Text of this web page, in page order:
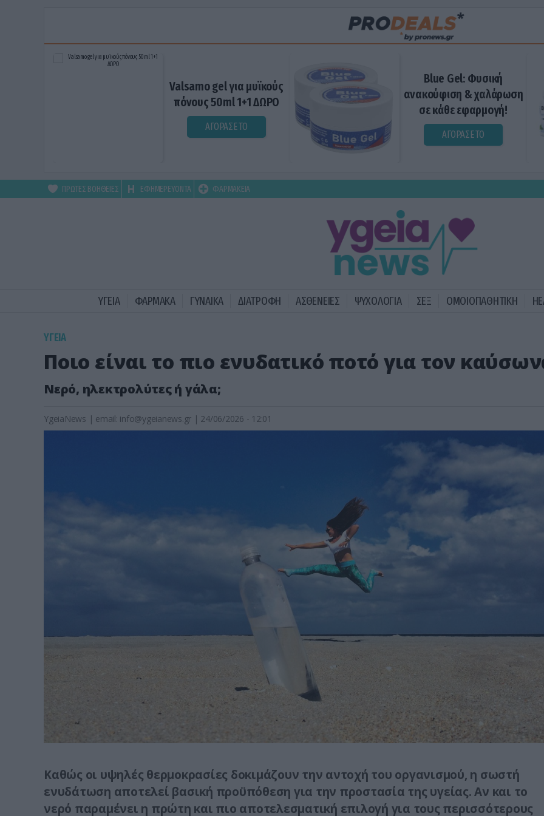
Valsamo gel για μυϊκούς
πόνους 50ml 1+1 ΔΩΡΟ
ΑΓΟΡΑΣΕ ΤΟ
Blue Gel: Φυσική
ανακούφιση & χαλάρωση
σε κάθε εφαρμογή!
ΑΓΟΡΑΣΕ ΤΟ
ΠΡΩΤΕΣ ΒΟΗΘΕΙΕΣ ΕΦΗΜΕΡΕΥΟΝΤΑ ΦΑΡΜΑΚΕΙΑ
ΥΓΕΙΑ ΦΑΡΜΑΚΑ ΓΥΝΑΙΚΑ ΔΙΑΤΡΟΦΗ ΑΣΘΕΝΕΙΕΣ ΨΥΧΟΛΟΓΙΑ ΣΕΞ ΟΜΟΙΟΠΑΘΗΤΙΚΗ
ΥΓΕΙΑ
Ποιο είναι το πιο ενυδατικό ποτό για τον
Νερό, ηλεκτρολύτες ή γάλα;
YgeiaNews | email: info@ygeianews.gr | 24/06/2026 - 12:01
Καθώς οι υψηλές θερμοκρασίες δοκιμάζουν την αντοχή του οργανισμού, η σωστή
ενυδάτωση αποτελεί βασική προϋπόθεση για την προστασία της υγείας. Αν και το
νερό παραμένει η πρώτη και πιο αποτελεσματική επιλογή για τους περισσότερους